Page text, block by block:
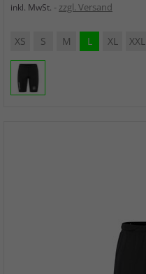
inkl. MwSt. zzgl. Versand
XS S M L XL XXL